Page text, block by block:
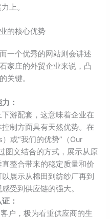
上。
的核心优势
一个优秀的网站则会讲述
家庄的外贸企业来说，凸
关键。
：
游配套，这意味着企业在
制方面具有天然优势。在
或“我们的优势”（Our
图文结合的方式，展示从原
整合带来的稳定质量和价
展示从棉田到纺纱厂再到
受到供应链的强大。
：
户，极为看重供应商的生